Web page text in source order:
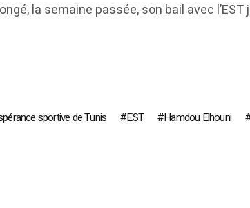
la semaine passée, son bail avec
sportive de Tunis EST Hamdou Elhouni